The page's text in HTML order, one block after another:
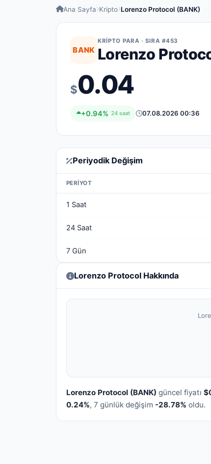
Ana Sayfa Kripto Lorenzo Protocol (BANK)
BANK
KRIPTO PARA · SIRA #453
Lorenzo
$0.04
+0.94% 24 saat 07.08.2026 00:36
Periyodik Değişim
PERIYOT
1 Saat
24 Saat
7 Gün
Lorenzo Protocol Hakkında
Lorenzo Protocol (BANK) güncel fiyatı
0.24%, 7 günlük değişim -28.78% oldu.